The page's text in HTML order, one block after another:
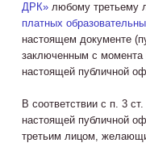
ДРК»любому третьему
платных
настоящем документе
заключенным с момента
настоящей публичной
В соответствии с п. 3
настоящей публичной
третьим лицом,